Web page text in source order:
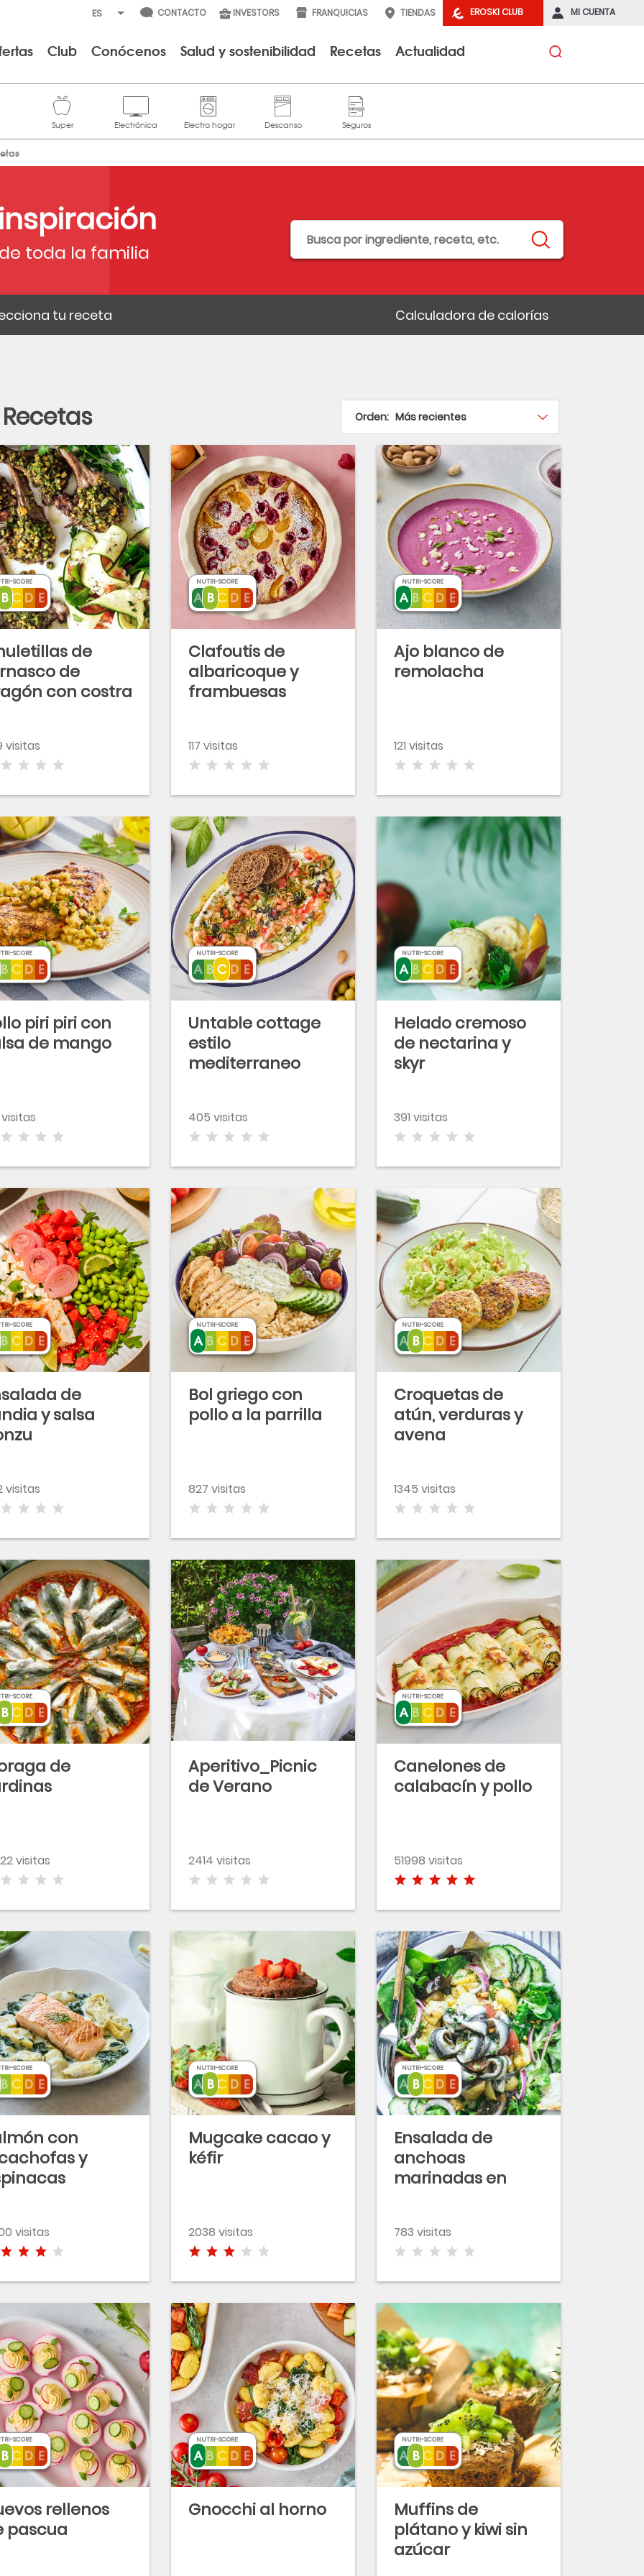
EROSKI CLUB MI CUENTA
CONTACTO INVESTORS FRANQUICIAS TIENDAS
Club Conócenos Salud y sostenibilidad Recetas Actualidad
toda la familia
tu receta Calculadora de calorías
Orden:
de
de
con costra
visitas
SCORE
Clafoutis de
albaricoque y
frambuesas
117 visitas
NUTRI-SCORE
Ajo blanco de
remolacha
121 visitas
NUTRI-SCORE
piri piri con
de mango
visitas
SCORE
Untable cottage
estilo
mediterraneo
405 visitas
NUTRI-SCORE
Helado cremoso
de nectarina y
skyr
391 visitas
NUTRI-SCORE
de
y salsa
visitas
SCORE
Bol griego con
pollo a la parrilla
827 visitas
NUTRI-SCORE
Croquetas de
atún, verduras y
avena
1345 visitas
NUTRI-SCORE
de
visitas
SCORE
Aperitivo_Picnic
de Verano
2414 visitas
Canelones de
calabacín y pollo
51998 visitas
NUTRI-SCORE
con
y
visitas
SCORE
Mugcake cacao y
kéfir
2038 visitas
NUTRI-SCORE
Ensalada de
anchoas
marinadas en
783 visitas
NUTRI-SCORE
rellenos
pascua
SCORE
Gnocchi al horno
NUTRI-SCORE
Muffins de
plátano y kiwi sin
azúcar
NUTRI-SCORE